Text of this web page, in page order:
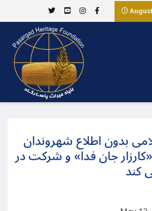
بدون اطلاع شهروندان
«کارزار جان فدا» و شرکت در
کند